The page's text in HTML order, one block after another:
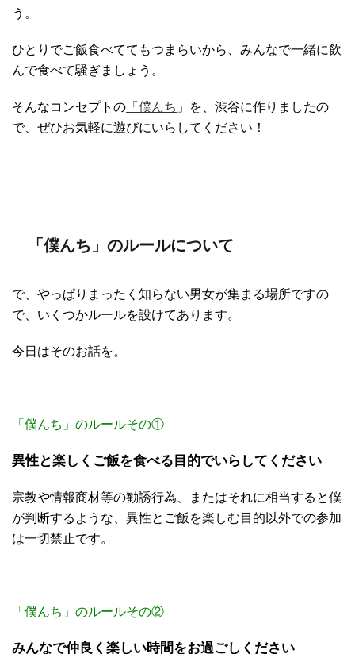
う。
ひとりでご飯食べててもつまらいから、みんなで一緒に飲
んで食べて騒ぎましょう。
そんなコンセプトの 「僕んち 」を、渋谷に作りましたの
で、ぜひお気軽に遊びにいらしてください！
「僕んち」のルールについて
で、やっぱりまったく知らない男女が集まる場所ですの
で、いくつかルールを設けてあります。
今日はそのお話を。
「僕んち」のルールその①
異性と楽しくご飯を食べる目的でいらしてください
宗教や情報商材等の勧誘行為、またはそれに相当すると僕
が判断するような、異性とご飯を楽しむ目的以外での参加
は一切禁止です。
「僕んち」のルールその②
みんなで仲良く楽しい時間をお過ごしください